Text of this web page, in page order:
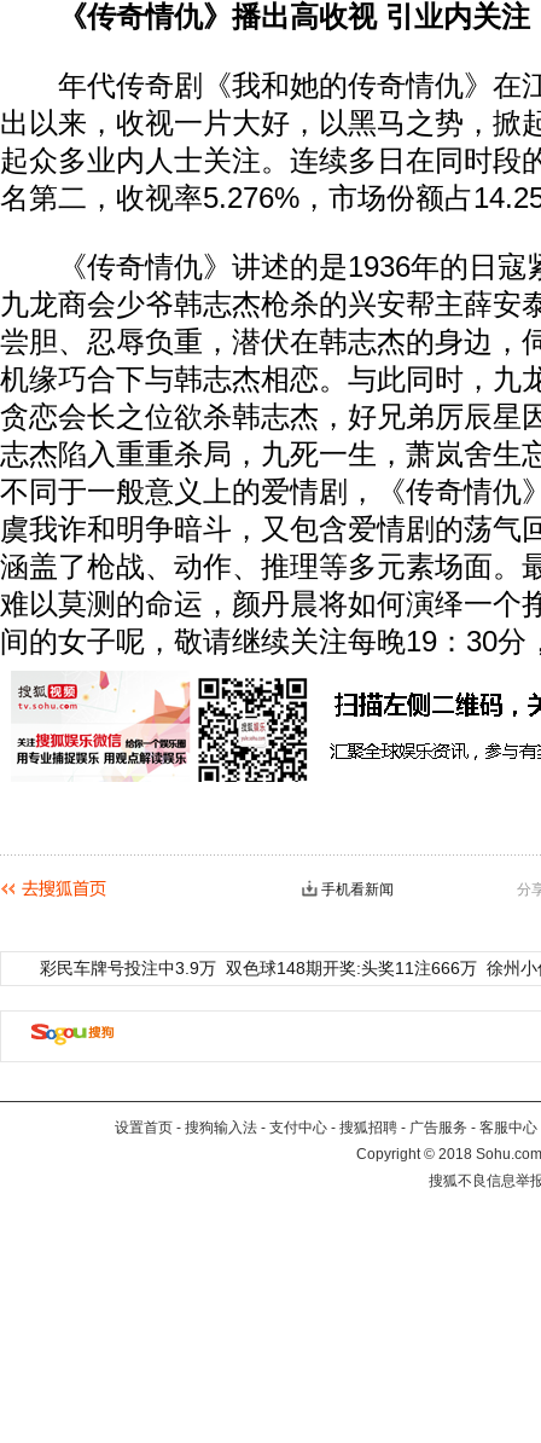
《传奇情仇》播出高收视 引业内关注
年代传奇剧《我和她的传奇情仇》在
出以来，收视一片大好，以黑马之势，掀
起众多业内人士关注。连续多日在同时段
名第二，收视率5.276%，市场份额占
《传奇情仇》讲述的是1936年的日寇
九龙商会少爷韩志杰枪杀的兴安帮主薛安
尝胆、忍辱负重，潜伏在韩志杰的身边，
机缘巧合下与韩志杰相恋。与此同时，九
贪恋会长之位欲杀韩志杰，好兄弟厉辰星
志杰陷入重重杀局，九死一生，萧岚舍生
不同于一般意义上的爱情剧，《传奇情仇
虞我诈和明争暗斗，又包含爱情剧的荡气
涵盖了枪战、动作、推理等多元素场面。
难以莫测的命运，颜丹晨将如何演绎一个
间的女子呢，敬请继续关注每晚19：30分
分
手机看新闻
彩民车牌号投注中3.9万 双色球148期开奖:头奖11注666万 徐州
设置首页 - 搜狗输入法 - 支付中心 - 搜狐招聘 - 广告服务 - 客服中心
Copyright©2018
搜狐不良信息举